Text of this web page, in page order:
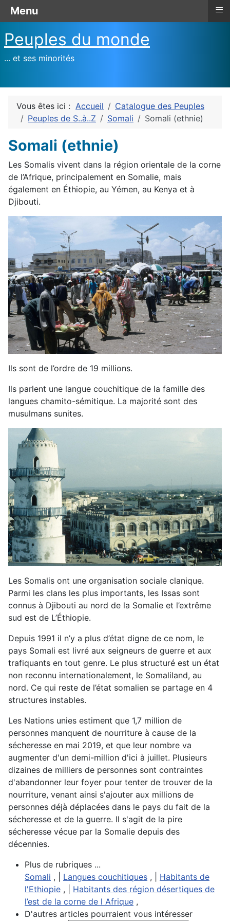
Peuples du monde
... et ses minorités
Vous êtes ici : Accueil
Catalogue des Peuples
Peuples de S..à..Z
Somali Somali (ethnie)
Somali (ethnie)
Les Somalis vivent dans la région orientale de la corne
de l’Afrique, principalement en Somalie, mais
également en Éthiopie, au Yémen, au Kenya et à
Djibouti.
Ils sont de l’ordre de 19 millions.
Ils parlent une langue couchitique de la famille des
langues chamito-sémitique. La majorité sont des
musulmans sunites.
Les Somalis ont une organisation sociale clanique.
Parmi les clans les plus importants, les Issas sont
connus à Djibouti au nord de la Somalie et l’extrême
sud est de L’Éthiopie.
Depuis 1991 il n’y a plus d’état digne de ce nom, le
pays Somali est livré aux seigneurs de guerre et aux
trafiquants en tout genre. Le plus structuré est un état
non reconnu internationalement, le Somaliland, au
nord. Ce qui reste de l’état somalien se partage en 4
structures instables.
Les Nations unies estiment que 1,7 million de
personnes manquent de nourriture à cause de la
sécheresse en mai 2019, et que leur nombre va
augmenter d'un demi-million d'ici à juillet. Plusieurs
dizaines de milliers de personnes sont contraintes
d'abandonner leur foyer pour tenter de trouver de la
nourriture, venant ainsi s'ajouter aux millions de
personnes déjà déplacées dans le pays du fait de la
sécheresse et de la guerre. Il s'agit de la pire
sécheresse vécue par la Somalie depuis des
décennies.
Plus de rubriques ...
Somali , | Langues couchitiques , | Habitants de
l'Ethiopie , | Habitants des région désertiques de
l’est de la corne de l Afrique ,
D'autres articles pourraient vous intéresser
Menu ≡